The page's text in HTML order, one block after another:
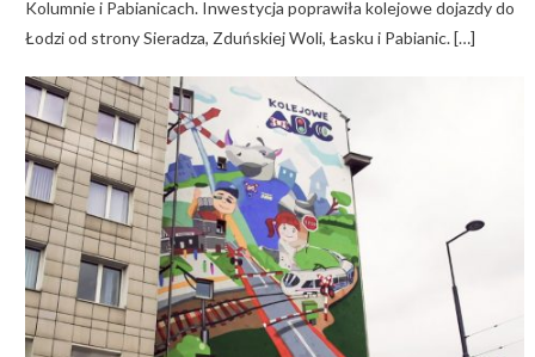
Kolumnie i Pabianicach. Inwestycja poprawiła kolejowe dojazdy do
Łodzi od strony Sieradza, Zduńskiej Woli, Łasku i Pabianic. […]